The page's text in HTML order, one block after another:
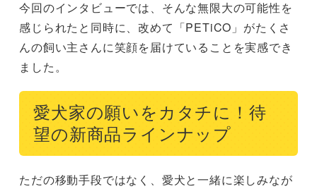
今回のインタビューでは、そんな無限大の可能性を
感じられたと同時に、改めて「PETiCO」がたくさ
んの飼い主さんに笑顔を届けていることを実感でき
ました。
愛犬家の願いをカタチに！待
望の新商品ラインナップ
ただの移動手段ではなく、愛犬と一緒に楽しみなが